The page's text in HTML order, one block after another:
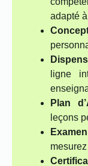
adapté
ligne
Plan
leçons